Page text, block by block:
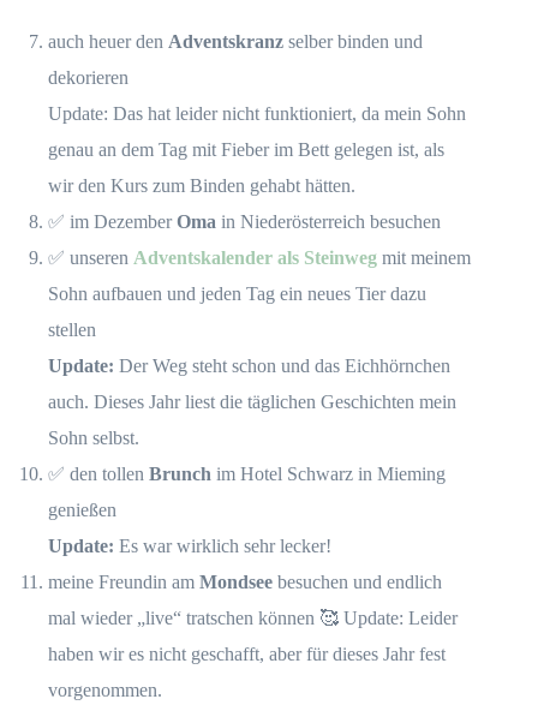
auch heuer den Adventskranz selber binden und
dekorieren
Update: Das hat leider nicht funktioniert, da mein Sohn
genau an dem Tag mit Fieber im Bett gelegen ist, als
wir den Kurs zum Binden gehabt hätten.
✅ im DezemberOma in Niederösterreich besuchen
✅ unseren Adventskalender als Steinweg mit meinem
Sohn aufbauen und jeden Tag ein neues Tier dazu
stellen
Update: Der Weg steht schon und das Eichhörnchen
auch. Dieses Jahr liest die täglichen Geschichten mein
Sohn selbst.
✅ den tollen Brunch im Hotel Schwarz in Mieming
genießen
Update: Es war wirklich sehr lecker!
meine Freundin am Mondsee besuchen und endlich
mal wieder „live“ tratschen können 🥰 Update: Leider
haben wir es nicht geschafft, aber für dieses Jahr fest
vorgenommen.